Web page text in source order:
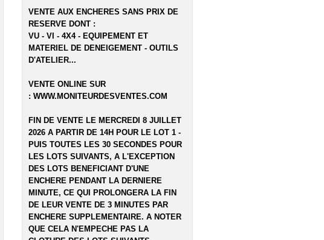
VENTE AUX ENCHERES SANS PRIX DE
RESERVE DONT :
VU - VI - 4X4 - EQUIPEMENT ET
MATERIEL DE DENEIGEMENT - OUTILS
D'ATELIER...
VENTE ONLINE SUR
: WWW.MONITEURDESVENTES.COM
FIN DE VENTE LE MERCREDI 8 JUILLET
2026 A PARTIR DE 14H POUR LE LOT 1 -
PUIS TOUTES LES 30 SECONDES POUR
LES LOTS SUIVANTS, A L'EXCEPTION
DES LOTS BENEFICIANT D'UNE
ENCHERE PENDANT LA DERNIERE
MINUTE, CE QUI PROLONGERA LA FIN
DE LEUR VENTE DE 3 MINUTES PAR
ENCHERE SUPPLEMENTAIRE. A NOTER
QUE CELA N'EMPECHE PAS LA